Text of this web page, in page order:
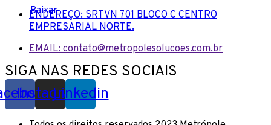
ENDEREÇO: SRTVN 701 BLOCO C CENTRO
EMPRESARIAL NORTE.
EMAIL: contato@metropolesolucoes.com.br
SIGA NAS REDES SOCIAIS
Instagram
Linkedin
Baixar